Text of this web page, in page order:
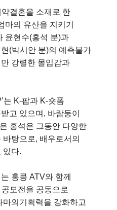
약결혼을 소재로 한
마의 유산을 지키기
윤현수(홍석 분)과
(박시안 분)의 예측불가
강렬한 몰입감과
는 K-팝과 K-숏폼
고 있으며, 바람둥이
홍석은 그동안 다양한
탕으로, 배우로서의
있다.
홍콩 ATV와 함께
모전을 공동으로
의기획력을 강화하고